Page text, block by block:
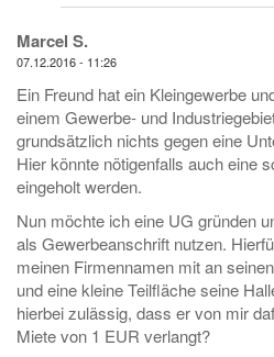
Marcel S.
07.12.2016 - 11:26
Ein Freund hat ein Kleingewerbe
einem Gewerbe- und
grundsätzlich nichts gegen eine
Hier könnte nötigenfalls auch eine
eingeholt werden.
Nun möchte ich eine UG gründen
als Gewerbeanschrift nutzen.
meinen Firmennamen mit an
und eine kleine Teilfläche seine
hierbei zulässig, dass er von mir
Miete von 1 EUR verlangt?